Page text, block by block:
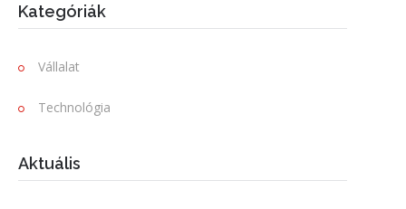
Kategóriák
Vállalat
Technológia
Aktuális